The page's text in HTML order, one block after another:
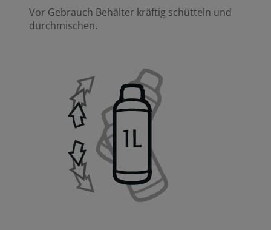
Vor Gebrauch Behälter kräftig schütteln und
durchmischen.